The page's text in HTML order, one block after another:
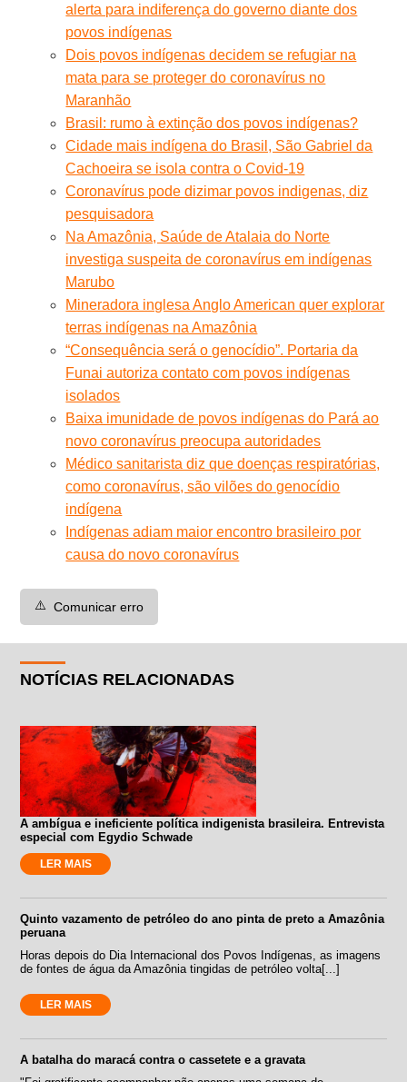
alerta para indiferença do governo diante dos
povos indígenas
Dois povos indígenas decidem se refugiar na
mata para se proteger do coronavírus no
Maranhão
Brasil: rumo à extinção dos povos indígenas?
Cidade mais indígena do Brasil, São Gabriel da
Cachoeira se isola contra o Covid-19
Coronavírus pode dizimar povos indigenas, diz
pesquisadora
Na Amazônia, Saúde de Atalaia do Norte
investiga suspeita de coronavírus em indígenas
Marubo
Mineradora inglesa Anglo American quer explorar
terras indígenas na Amazônia
“Consequência será o genocídio”. Portaria da
Funai autoriza contato com povos indígenas
isolados
Baixa imunidade de povos indígenas do Pará ao
novo coronavírus preocupa autoridades
Médico sanitarista diz que doenças respiratórias,
como coronavírus, são vilões do genocídio
indígena
Indígenas adiam maior encontro brasileiro por
causa do novo coronavírus
⚠️ Comunicar erro
NOTÍCIAS RELACIONADAS
A ambígua e ineficiente política indigenista brasileira. Entrevista
especial com Egydio Schwade
LER MAIS
Quinto vazamento de petróleo do ano pinta de preto a Amazônia
peruana
Horas depois do Dia Internacional dos Povos Indígenas, as imagens
de fontes de água da Amazônia tingidas de petróleo volta[...]
LER MAIS
A batalha do maracá contra o cassetete e a gravata